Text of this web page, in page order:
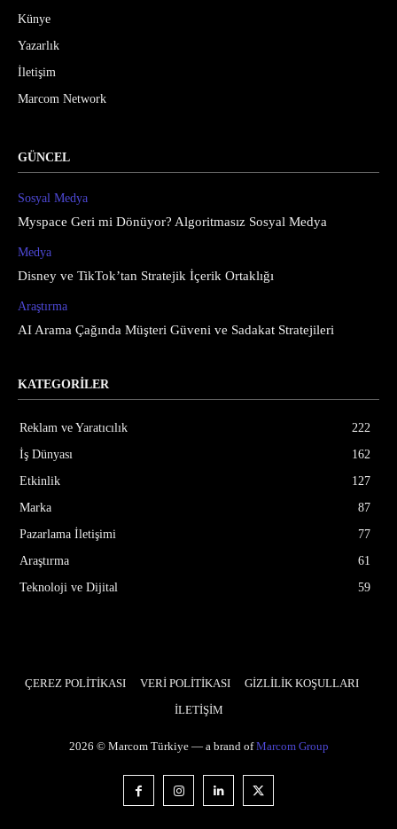
Künye
Yazarlık
İletişim
Marcom Network
GÜNCEL
Sosyal Medya
Myspace Geri mi Dönüyor? Algoritmasız Sosyal Medya
Medya
Disney ve TikTok’tan Stratejik İçerik Ortaklığı
Araştırma
AI Arama Çağında Müşteri Güveni ve Sadakat Stratejileri
KATEGORİLER
Reklam ve Yaratıcılık
222
İş Dünyası
162
Etkinlik
127
Marka
87
Pazarlama İletişimi
77
Araştırma
61
Teknoloji ve Dijital
59
ÇEREZ POLİTİKASI VERİ POLİTİKASI
GİZLİLİK KOŞULLARI
İLETİŞİM
2026 © Marcom Türkiye — a brand ofMarcom Group